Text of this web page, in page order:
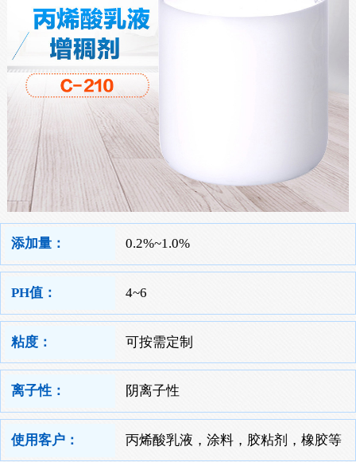
添加量： 0.2%~1.0%
PH值： 4~6
粘度： 可按需定制
离子性： 阴离子性
使用客户： 丙烯酸乳液，涂料，胶粘剂，橡胶等